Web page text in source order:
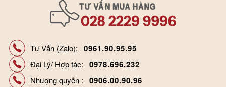
Tư Vấn (Zalo):0961.90.95.95
Đại Lý/ Hợp tác:0978.696.232
Nhượng quyền :0906.00.90.96